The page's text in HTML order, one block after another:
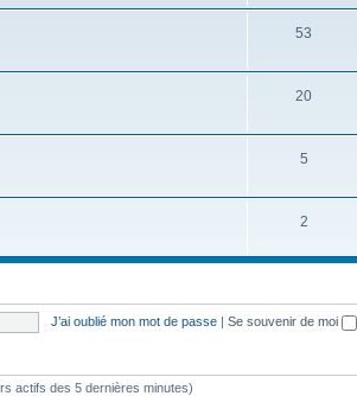
53
20
5
2
J’ai oublié mon mot de passe | Se souvenir de moi
actifs des 5 dernières minutes)